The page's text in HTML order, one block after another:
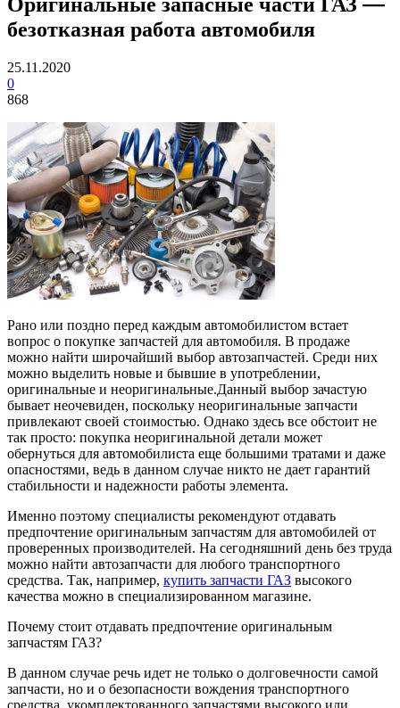
безотказная работа автомобиля
25.11.2020
0
868
Рано или поздно перед каждым автомобилистом встает
вопрос о покупке запчастей для автомобиля. В продаже
можно найти широчайший выбор автозапчастей. Среди них
можно выделить новые и бывшие в употреблении,
оригинальные и неоригинальные.Данный выбор зачастую
бывает неочевиден, поскольку неоригинальные запчасти
привлекают своей стоимостью. Однако здесь все обстоит не
так просто: покупка неоригинальной детали может
обернуться для автомобилиста еще большими тратами и даже
опасностями, ведь в данном случае никто не дает гарантий
стабильности и надежности работы элемента.
Именно поэтому специалисты рекомендуют отдавать
предпочтение оригинальным запчастям для автомобилей от
проверенных производителей. На сегодняшний день без труда
можно найти автозапчасти для любого транспортного
средства. Так, например, купить запчасти ГАЗ высокого
качества можно в специализированном магазине.
Почему стоит отдавать предпочтение оригинальным
запчастям ГАЗ?
В данном случае речь идет не только о долговечности самой
запчасти, но и о безопасности вождения транспортного
средства, укомплектованного запчастями высокого или